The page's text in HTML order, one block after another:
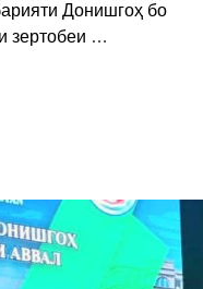
Донишгоҳ бо
зертобеи …